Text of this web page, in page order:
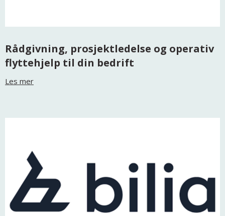
Rådgivning, prosjektledelse og operativ
flyttehjelp til din bedrift
Les mer